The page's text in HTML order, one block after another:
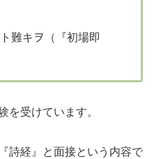
難キヲ（『初場即
を受けています。
詩経』と面接という内容で